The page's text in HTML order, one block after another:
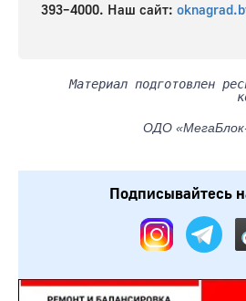
393–4000. Наш сайт:
Материал подготовлен
ОДО
Подписывайтесь